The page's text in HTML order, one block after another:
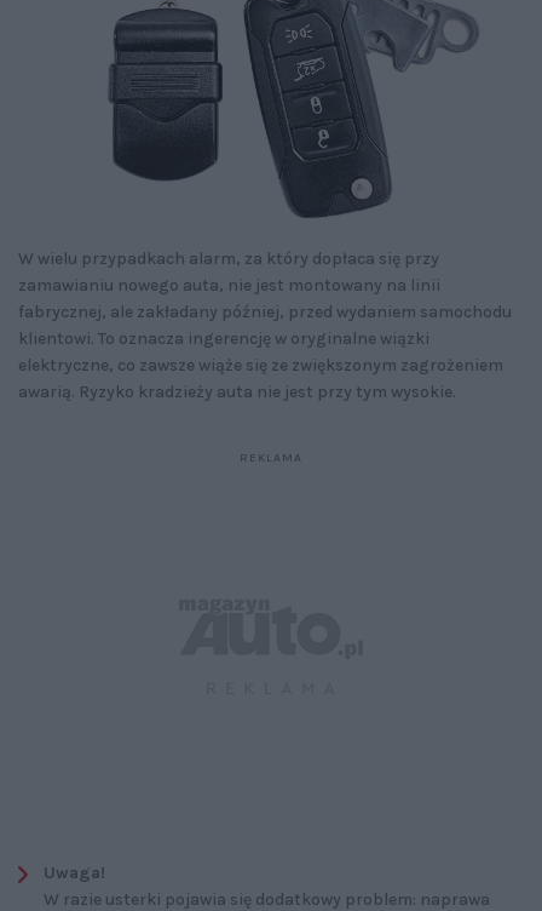
W wielu przypadkach alarm, za który dopłaca się przy
zamawianiu nowego auta, nie jest montowany na linii
fabrycznej, ale zakładany później, przed wydaniem samochodu
klientowi. To oznacza ingerencję w oryginalne wiązki
elektryczne, co zawsze wiąże się ze zwiększonym zagrożeniem
awarią. Ryzyko kradzieży auta nie jest przy tym wysokie.
Uwaga!
W razie usterki pojawia się dodatkowy problem: naprawa